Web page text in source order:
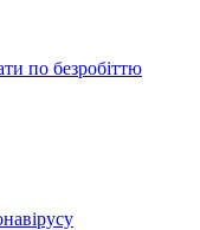
по безробіттю